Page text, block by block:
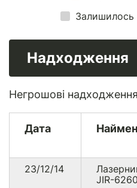
Залишилось
Надходження
Негрошові надходження
Дата
23/12/14
JIR-6260